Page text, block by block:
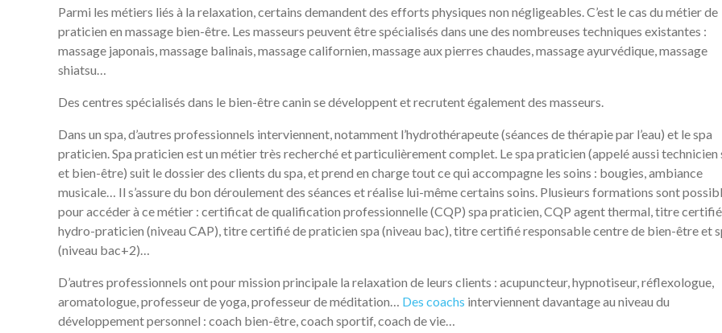
Parmi les métiers liés à la relaxation, certains demandent des efforts physiques non négligeables. C’est le cas du métier de
praticien en massage bien-être. Les masseurs peuvent être spécialisés dans une des nombreuses techniques existantes :
massage japonais, massage balinais, massage californien, massage aux pierres chaudes, massage ayurvédique, massage
shiatsu…
Des centres spécialisés dans le bien-être canin se développent et recrutent également des masseurs.
Dans un spa, d’autres professionnels interviennent, notamment l’hydrothérapeute (séances de thérapie par l’eau) et le spa
praticien. Spa praticien est un métier très recherché et particulièrement complet. Le spa praticien (appelé aussi technicien
et bien-être) suit le dossier des clients du spa, et prend en charge tout ce qui accompagne les soins : bougies, ambiance
musicale… Il s’assure du bon déroulement des séances et réalise lui-même certains soins. Plusieurs formations sont
pour accéder à ce métier : certificat de qualification professionnelle (CQP) spa praticien, CQP agent thermal, titre certifié
hydro-praticien (niveau CAP), titre certifié de praticien spa (niveau bac), titre certifié responsable centre de bien-être et
(niveau bac+2)…
D’autres professionnels ont pour mission principale la relaxation de leurs clients : acupuncteur, hypnotiseur, réflexologue,
aromatologue, professeur de yoga, professeur de méditation… Des coachs interviennent davantage au niveau du
développement personnel : coach bien-être, coach sportif, coach de vie…